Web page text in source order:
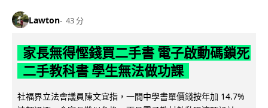
Lawton 43 分
家長無得慳錢買二手書 電子啟動碼鎖死
二手教科書 學生無法做功課
社福界立法會議員陳文宜指，一間中學書單價錢按年加 14.7%